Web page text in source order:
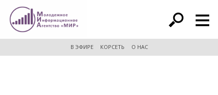
расширенный поиск
В ЭФИРЕ КОРСЕТЬ О НАС